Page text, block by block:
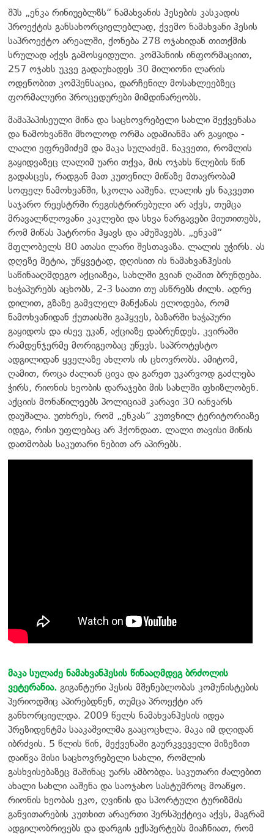
შპს „ენკა რინიუებლზს“ ნამახვანის ჰესების კასკადის
პროექტის განსახორციელებლად, ქვემო ნამახვანი ჰესის
საპროექტო არეალში, ქონება 278 ოჯახიდან თითქმის
სრულად აქვს გამოსყიდული. კომპანიის ინფორმაციით,
257 ოჯახს უკვე გადაუხადეს 30 მილიონი ლარის
ოდენობით კომპენსაცია, დარჩენილ მოსახლეებზეც
ფორმალური პროცედურები მიმდინარეობს.
მამაპაპისეული მიწა და საცხოვრებელი სახლი მექვენასა
და ნამოხვანში მხოლოდ ორმა ადამიანმა არ გაყიდა -
ლალი ეფრემიძემ და მაკა სულაძემ. ნაკვეთი, რომლის
გაყიდვაზეც ლალიმ უარი თქვა, მის ოჯახს წლების წინ
გადასცეს, რადგან მათ კუთვნილ მიწაზე მთავრობამ
სოფელ ნამოხვანში, სკოლა ააშენა. ლალის ეს ნაკვეთი
საჯარო რეესტრში რეგისტრირებული არ აქვს, თუმცა
მრავალწლოვანი კაკლები და სხვა ნარგავები მიუთითებს,
რომ მიწას პატრონი ჰყავს და ამუშავებს. „ენკამ“
მფლობელს 80 ათასი ლარი შესთავაზა. ლალის უჭირს. ას
დღეზე მეტია, უწყვეტად, დღისით ის ნამახვანჰესის
საწინააღმდეგო აქციაზეა, სახლში გვიან ღამით ბრუნდება.
ხაჭაპურებს აცხობს, 2-3 საათი თუ ასწრებს ძილს. ადრე
დილით, გზაზე გამვლელ მანქანას ელოდება, რომ
ნამოხვანიდან ქუთაისში გაჰყვეს, ბაზარში ხაჭაპური
გაყიდოს და ისევ უკან, აქციაზე დაბრუნდეს. კვირაში
რამდენჯერმე მორიგეობაც უწევს. საპროტესტო
ადგილიდან ყველაზე ახლოს ის ცხოვრობს. ამიტომ,
ღამით, როცა ძალიან ცივა და გარეთ უკარვოდ გაძლება
ჭირს, რიონის ხეობის დარაჯები მის სახლში ფხიზლობენ.
აქციის მონაწილეებს პოლიციამ კარავი 30 იანვარს
დაუშალა. უთხრეს, რომ „ენკას“ კუთვნილ ტერიტორიაზე
იდგა, რისი უფლებაც არ ჰქონდათ. ლალი თავისი მიწის
დათმობას საკუთარი ნებით არ აპირებს.
მაკა სულაძე ნამახვანჰესის წინააღმდეგ ბრძოლის
ვეტერანია. გიგანტური ჰესის მშენებლობას კომუნისტების
პერიოდშიც აპირებდნენ, თუმცა პროექტი არ
განხორციელდა. 2009 წელს ნამახვანჰესის იდეა
პრეზიდენტმა სააკაშვილმა გააცოცხლა. მაკა იმ დღიდან
იბრძვის. 5 წლის წინ, მექვენაში გაურკვეველი მიზეზით
დაიწვა მისი საცხოვრებელი სახლი, რომლის
გასხვისებაზეც მაშინაც უარს ამბობდა. საკუთარი ძალებით
ახალი სახლი ააშენა და საოჯახო სასტუმროც მოაწყო.
რიონის ხეობას ეკო, ღვინის და სპორტული ტურიზმის
განვითარების კუთხით არაერთი პერსპექტივა აქვს, მაგრამ
ადგილობრივებს და დარგის ექსპერტებს მიაჩნიათ, რომ